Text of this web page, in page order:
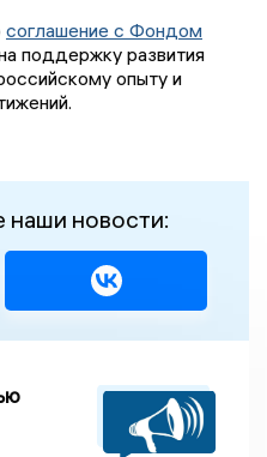
соглашение с Фондом
поддержку развития
опыту и
новости: